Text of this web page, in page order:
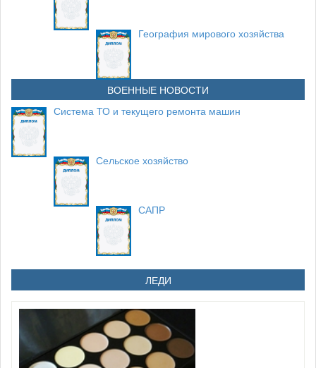
География мирового хозяйства
ВОЕННЫЕ НОВОСТИ
Система ТО и текущего ремонта машин
Сельское хозяйство
САПР
ЛЕДИ